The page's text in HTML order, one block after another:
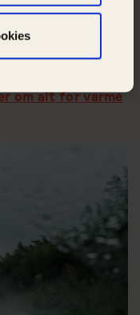
til jorden, viser
ikke
om alt for varme